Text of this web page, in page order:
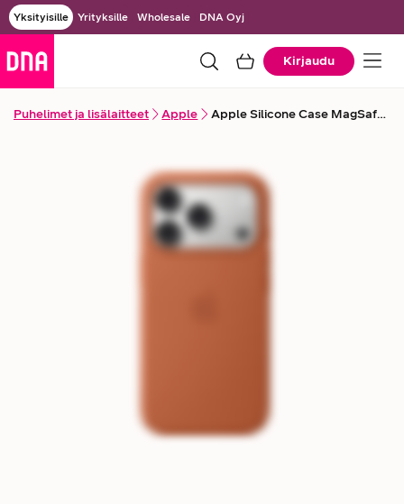
Yksityisille Yrityksille Wholesale DNA Oyj
Kirjaudu
Puhelimet ja lisälaitteet Apple Apple Silicone Case MagSafe -suojakuori iPhone 17 Pro -puhelimelle